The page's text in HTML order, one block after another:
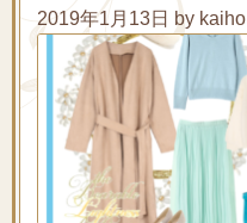
2019年1月13日 by kaiho